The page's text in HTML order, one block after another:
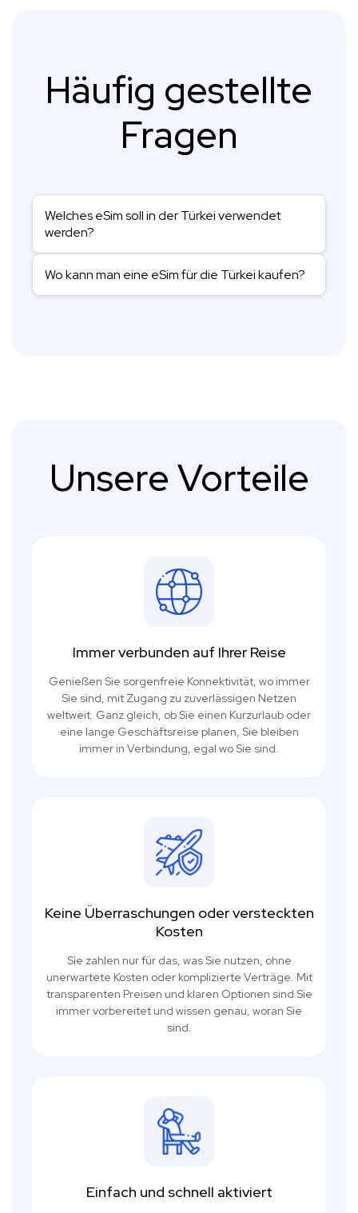
Häufig gestellte
Fragen
Welches eSim soll in der Türkei verwendet
werden?
Wo kann man eine eSim für die Türkei kaufen?
Unsere Vorteile
Immer verbunden auf Ihrer Reise
Genießen Sie sorgenfreie Konnektivität, wo immer
Sie sind, mit Zugang zu zuverlässigen Netzen
weltweit. Ganz gleich, ob Sie einen Kurzurlaub oder
eine lange Geschäftsreise planen, Sie bleiben
immer in Verbindung, egal wo Sie sind.
Keine Überraschungen oder versteckten
Kosten
Sie zahlen nur für das, was Sie nutzen, ohne
unerwartete Kosten oder komplizierte Verträge. Mit
transparenten Preisen und klaren Optionen sind Sie
immer vorbereitet und wissen genau, woran Sie
sind.
Einfach und schnell aktiviert